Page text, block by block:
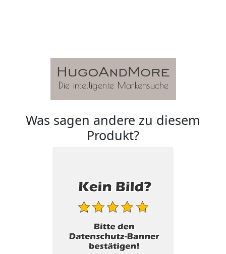
Was sagen andere zu diesem
Produkt?